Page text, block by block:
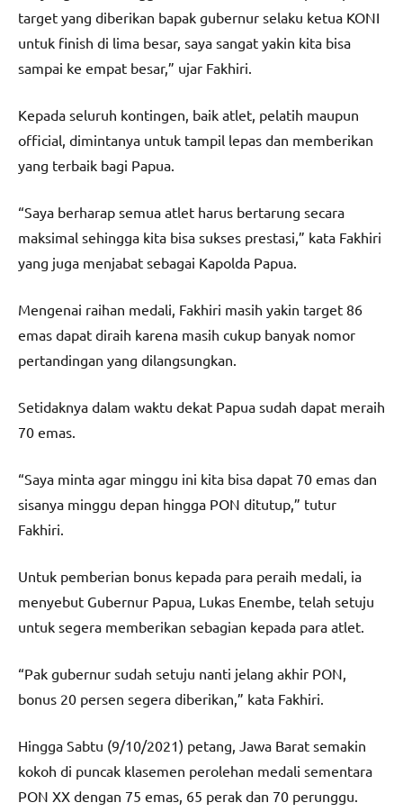
target yang diberikan bapak gubernur selaku ketua KONI
untuk finish di lima besar, saya sangat yakin kita bisa
sampai ke empat besar,” ujar Fakhiri.
Kepada seluruh kontingen, baik atlet, pelatih maupun
official, dimintanya untuk tampil lepas dan memberikan
yang terbaik bagi Papua.
“Saya berharap semua atlet harus bertarung secara
maksimal sehingga kita bisa sukses prestasi,” kata Fakhiri
yang juga menjabat sebagai Kapolda Papua.
Mengenai raihan medali, Fakhiri masih yakin target 86
emas dapat diraih karena masih cukup banyak nomor
pertandingan yang dilangsungkan.
Setidaknya dalam waktu dekat Papua sudah dapat meraih
70 emas.
“Saya minta agar minggu ini kita bisa dapat 70 emas dan
sisanya minggu depan hingga PON ditutup,” tutur
Fakhiri.
Untuk pemberian bonus kepada para peraih medali, ia
menyebut Gubernur Papua, Lukas Enembe, telah setuju
untuk segera memberikan sebagian kepada para atlet.
“Pak gubernur sudah setuju nanti jelang akhir PON,
bonus 20 persen segera diberikan,” kata Fakhiri.
Hingga Sabtu (9/10/2021) petang, Jawa Barat semakin
kokoh di puncak klasemen perolehan medali sementara
PON XX dengan 75 emas, 65 perak dan 70 perunggu.